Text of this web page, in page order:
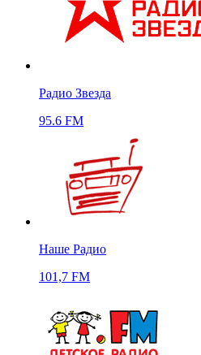
Радио Звезда
95.6 FM
Наше Радио
101,7 FM